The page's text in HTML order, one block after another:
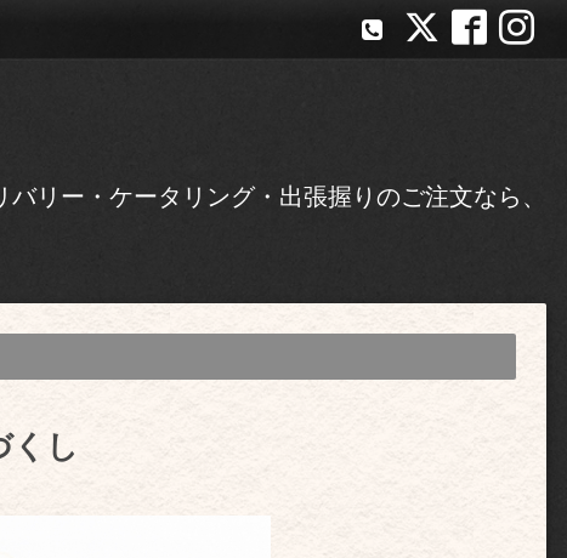
リー・ケータリング・出張握りのご注文なら、
し